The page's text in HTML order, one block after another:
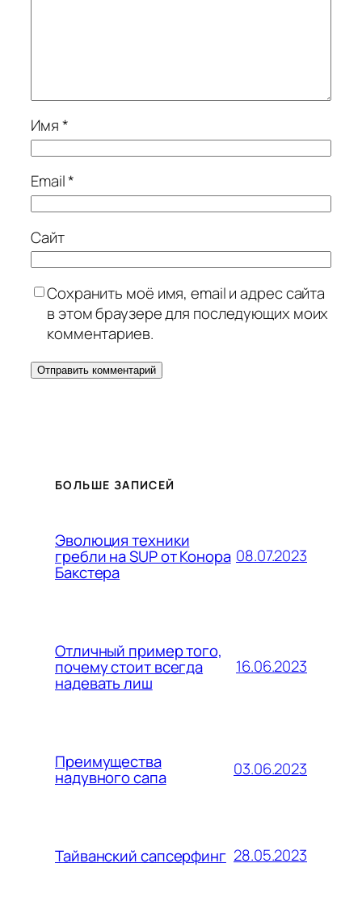
Имя*
Email*
Сайт
Сохранить моё имя, email и адрес сайта
в этом браузере для последующих моих
комментариев.
БОЛЬШЕ ЗАПИСЕЙ
Эволюция техники
гребли на SUP от Конора
Бакстера
08.07.2023
Отличный пример того,
почему стоит всегда
надевать лиш
16.06.2023
Преимущества
надувного сапа 03.06.2023
Тайванский сапсерфинг 28.05.2023